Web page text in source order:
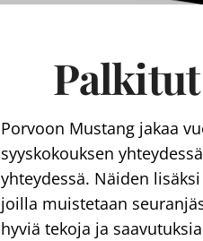
Porvoon Mustang jakaa
syyskokouksen
yhteydessä. Näiden
joilla muistetaan
hyviä tekoja ja